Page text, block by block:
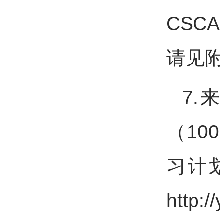
请见
7.
（
习计